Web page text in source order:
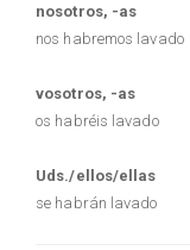
nosotros, -as
nos habremos lavado
vosotros, -as
os habréis lavado
Uds./ellos/ellas
se habrán lavado